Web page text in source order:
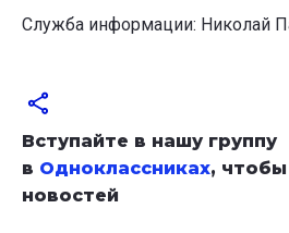
Служба информации: Николай
Вступайте в нашу группу
в Одноклассниках,
новостей